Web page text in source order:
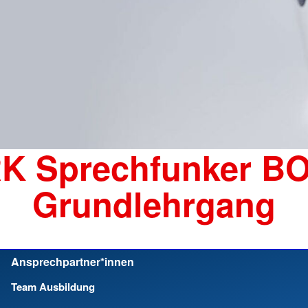
Sprechfunker
Grundlehrgang
Ansprechpartner*innen
Team Ausbildung